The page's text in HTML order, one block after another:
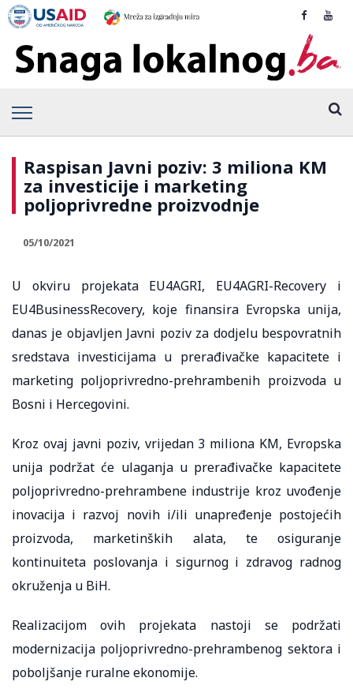
Raspisan Javni poziv: 3 miliona KM
za investicije i marketing
poljoprivredne proizvodnje
05/10/2021
U okviru projekata EU4AGRI, EU4AGRI-Recovery i
EU4BusinessRecovery, koje finansira Evropska unija,
danas je objavljen Javni poziv za dodjelu bespovratnih
sredstava investicijama u prerađivačke kapacitete i
marketing poljoprivredno-prehrambenih proizvoda u
Bosni i Hercegovini.
Kroz ovaj javni poziv, vrijedan 3 miliona KM, Evropska
unija podržat će ulaganja u prerađivačke kapacitete
poljoprivredno-prehrambene industrije kroz uvođenje
inovacija i razvoj novih i/ili unapređenje postojećih
proizvoda, marketinških alata, te osiguranje
kontinuiteta poslovanja i sigurnog i zdravog radnog
okruženja u BiH.
Realizacijom ovih projekata nastoji se podržati
modernizacija poljoprivredno-prehrambenog sektora i
poboljšanje ruralne ekonomije.